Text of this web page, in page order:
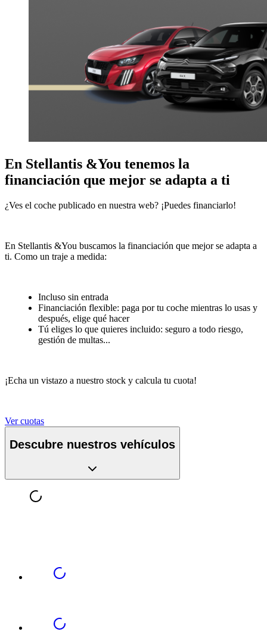
En Stellantis &You tenemos la
financiación que mejor se adapta a ti
¿Ves el coche publicado en nuestra web? ¡Puedes financiarlo!
En Stellantis &You buscamos la financiación que mejor se adapta a
ti. Como un traje a medida:
Incluso sin entrada
Financiación flexible: paga por tu coche mientras lo usas y
después, elige qué hacer
Tú eliges lo que quieres incluido: seguro a todo riesgo,
gestión de multas...
¡Echa un vistazo a nuestro stock y calcula tu cuota!
Ver cuotas
Descubre nuestros vehículos